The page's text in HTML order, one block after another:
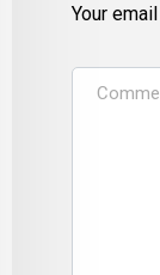
Your